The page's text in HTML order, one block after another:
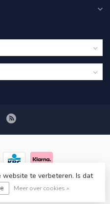
- Powered byLightspeed-
Dyvelopment
website te verbeteren. Is dat
Meer over cookies »